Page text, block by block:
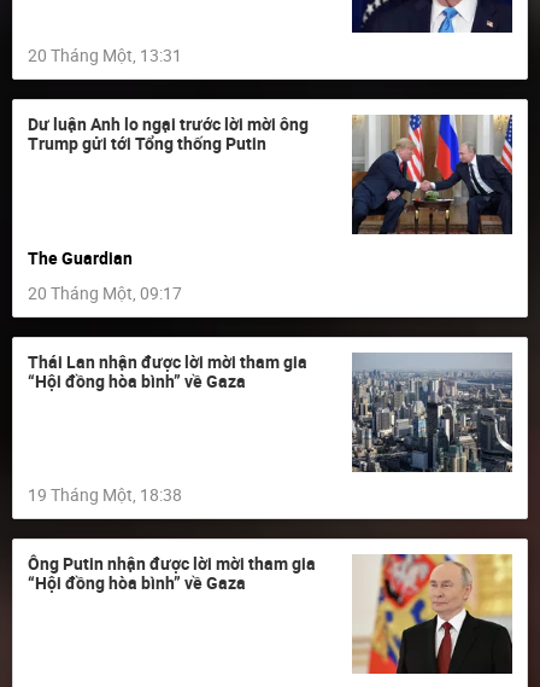
20 Tháng Một, 13:31
Dư luận Anh lo ngại trước lời mời ông
Trump gửi tới Tổng thống Putin
The Guardian
20 Tháng Một, 09:17
Thái Lan nhận được lời mời tham gia
“Hội đồng hòa bình” về Gaza
19 Tháng Một, 18:38
Ông Putin nhận được lời mời tham gia
“Hội đồng hòa bình” về Gaza